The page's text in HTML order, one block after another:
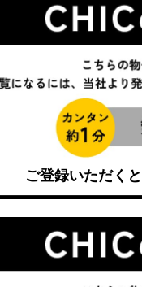
ご登録いただくと